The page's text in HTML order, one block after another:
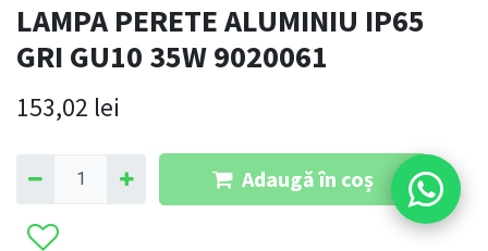
LAMPA PERETE ALUMINIU IP65
GRI GU10 35W 9020061
153,02 lei
Adaugă în coș